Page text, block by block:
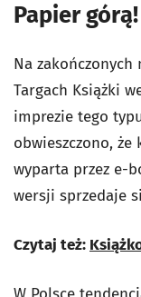
Papier górą!
Na
Targach Książki
imprezie tego
obwieszczono, że
wyparta przez e-
wersji sprzedaje
Czytaj też: